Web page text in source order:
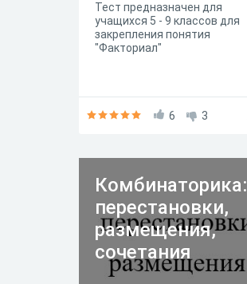
Тест предназначен для
учащихся 5 - 9 классов для
закрепления понятия
"Факториал"
6 3
Комбинаторика:
перестановки,
размещения,
сочетания